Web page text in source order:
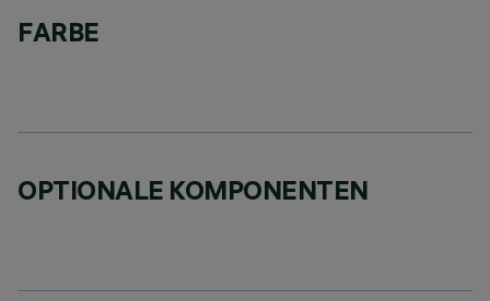
FARBE
OPTIONALE KOMPONENTEN